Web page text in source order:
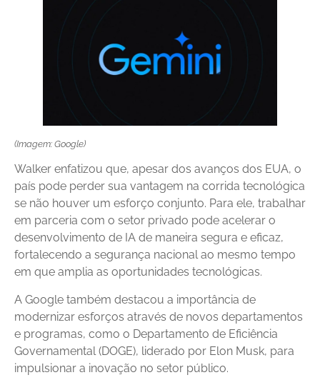
(Imagem: Google)
Walker enfatizou que, apesar dos avanços dos EUA, o
país pode perder sua vantagem na corrida tecnológica
se não houver um esforço conjunto. Para ele, trabalhar
em parceria com o setor privado pode acelerar o
desenvolvimento de IA de maneira segura e eficaz,
fortalecendo a segurança nacional ao mesmo tempo
em que amplia as oportunidades tecnológicas.
A Google também destacou a importância de
modernizar esforços através de novos departamentos
e programas, como o Departamento de Eficiência
Governamental (DOGE), liderado por Elon Musk, para
impulsionar a inovação no setor público.